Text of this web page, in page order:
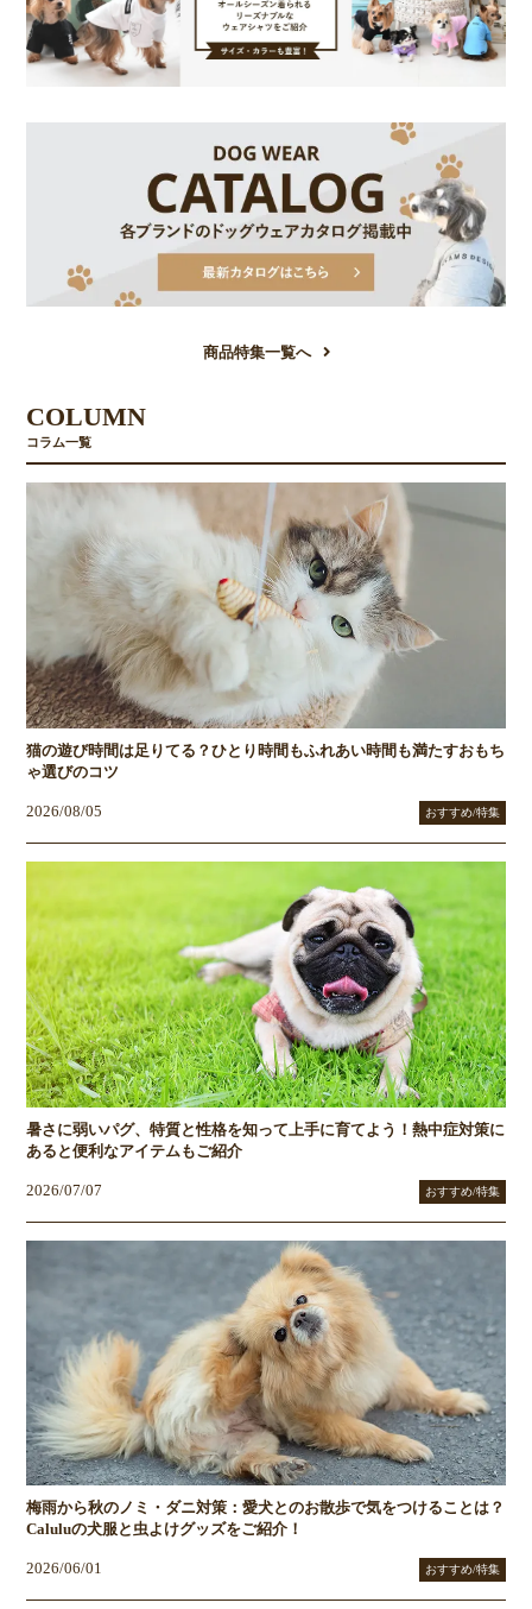
商品特集一覧へ
COLUMN
コラム一覧
猫の遊び時間は足りてる？ひとり時間もふれあい時間も満たすおもち
ゃ選びのコツ
2026/08/05 おすすめ/特集
暑さに弱いパグ、特質と性格を知って上手に育てよう！熱中症対策に
あると便利なアイテムもご紹介
2026/07/07 おすすめ/特集
梅雨から秋のノミ・ダニ対策：愛犬とのお散歩で気をつけることは？
Caluluの犬服と虫よけグッズをご紹介！
2026/06/01 おすすめ/特集